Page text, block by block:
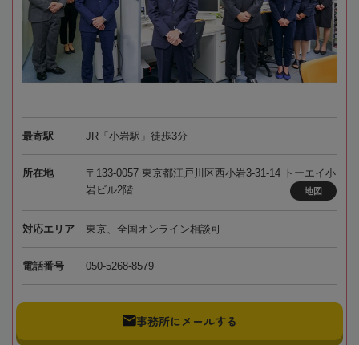
最寄駅 JR「小岩駅」徒歩3分
所在地
〒133-0057 東京都江戸川区西小岩3-31-14 トーエイ小
岩ビル2階
地図
対応エリア 東京、全国オンライン相談可
電話番号 050-5268-8579
事務所にメールする